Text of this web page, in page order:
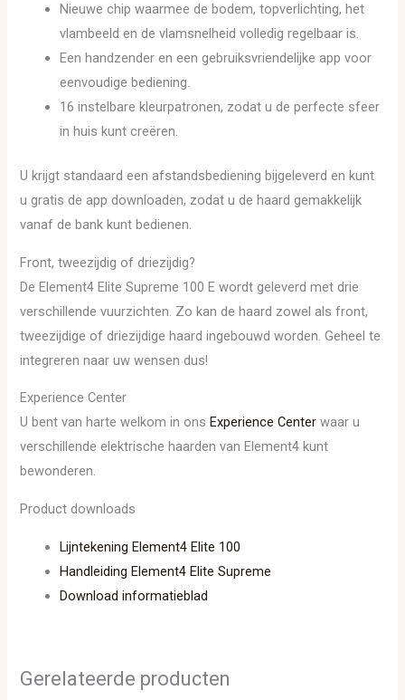
Nieuwe chip waarmee de bodem, topverlichting, het
vlambeeld en de vlamsnelheid volledig regelbaar is.
Een handzender en een gebruiksvriendelijke app voor
eenvoudige bediening.
16 instelbare kleurpatronen, zodat u de perfecte sfeer
in huis kunt creëren.
U krijgt standaard een afstandsbediening bijgeleverd en kunt
u gratis de app downloaden, zodat u de haard gemakkelijk
vanaf de bank kunt bedienen.
Front, tweezijdig of driezijdig?
De Element4 Elite Supreme 100 E wordt geleverd met drie
verschillende vuurzichten. Zo kan de haard zowel als front,
tweezijdige of driezijdige haard ingebouwd worden. Geheel te
integreren naar uw wensen dus!
Experience Center
U bent van harte welkom in ons Experience Center waar u
verschillende elektrische haarden van Element4 kunt
bewonderen.
Product downloads
Lijntekening Element4 Elite 100
Handleiding Element4 Elite Supreme
Download informatieblad
Gerelateerde producten